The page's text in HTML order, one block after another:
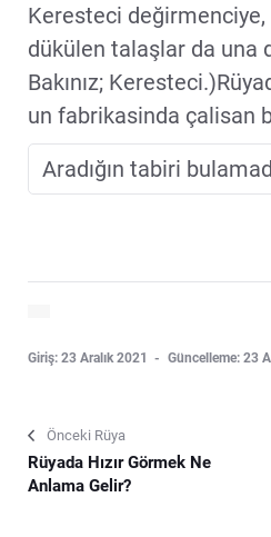
Keresteci değirmenciye,
dükülen talaşlar da una
Bakınız;
un fabrikasinda çalisan
Giriş: 23 Aralık 2021 Güncelleme: 23
Önceki Rüya
Rüyada Hızır Görmek Ne
Anlama Gelir?